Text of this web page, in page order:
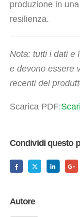
produzione in
resilienza.
Nota: tutti i dati e
e devono essere
recenti del
Scarica PDF:
Condividi questo
Autore